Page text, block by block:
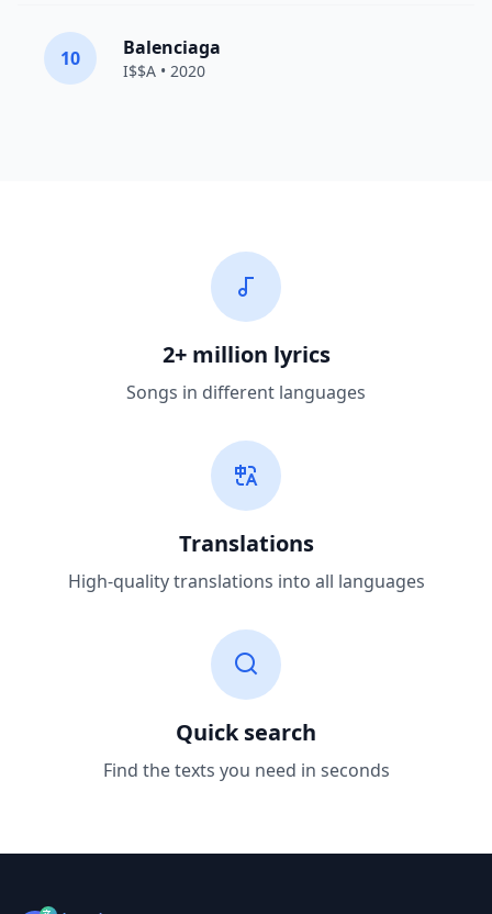
10 Balenciaga
I$$A • 2020
2+ million lyrics
Songs in different languages
Translations
High-quality translations into all languages
Quick search
Find the texts you need in seconds